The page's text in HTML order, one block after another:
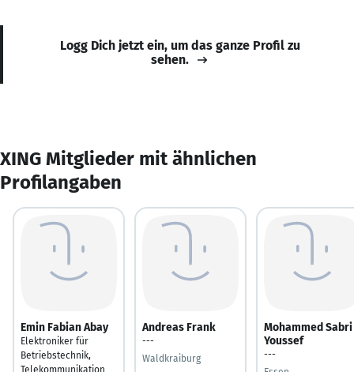
Logg Dich jetzt ein, um das ganze Profil zu
sehen.
XING Mitglieder mit ähnlichen
Profilangaben
Emin Fabian Abay
Elektroniker für
Betriebstechnik,
Telekommunikation
Andreas Frank
---
Waldkraiburg
Mohammed Sabri
Youssef
---